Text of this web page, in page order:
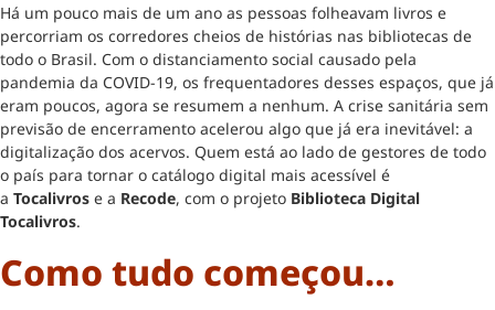
Há um pouco mais de um ano as pessoas folheavam livros e
percorriam os corredores cheios de histórias nas bibliotecas de
todo o Brasil. Com o distanciamento social causado pela
pandemia da COVID-19, os frequentadores desses espaços, que já
eram poucos, agora se resumem a nenhum. A crise sanitária sem
previsão de encerramento acelerou algo que já era inevitável: a
digitalização dos acervos. Quem está ao lado de gestores de todo
o país para tornar o catálogo digital mais acessível é
a Tocalivros e a Recode, com o projeto Biblioteca Digital
Tocalivros.
Como tudo começou…